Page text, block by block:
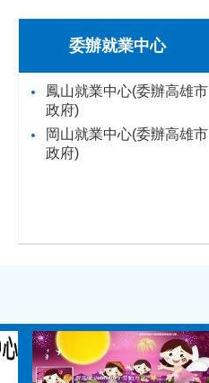
委辦就業中心
鳳山就業中心(委辦高雄市
政府)
岡山就業中心(委辦高雄市
政府)